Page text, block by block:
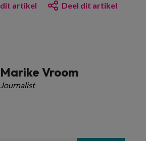
dit artikel Deel dit artikel
Marike Vroom
Journalist